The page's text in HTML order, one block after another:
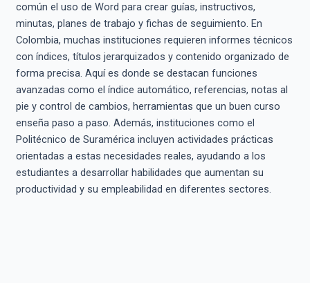
común el uso de Word para crear guías, instructivos,
minutas, planes de trabajo y fichas de seguimiento. En
Colombia, muchas instituciones requieren informes técnicos
con índices, títulos jerarquizados y contenido organizado de
forma precisa. Aquí es donde se destacan funciones
avanzadas como el índice automático, referencias, notas al
pie y control de cambios, herramientas que un buen curso
enseña paso a paso. Además, instituciones como el
Politécnico de Suramérica incluyen actividades prácticas
orientadas a estas necesidades reales, ayudando a los
estudiantes a desarrollar habilidades que aumentan su
productividad y su empleabilidad en diferentes sectores.